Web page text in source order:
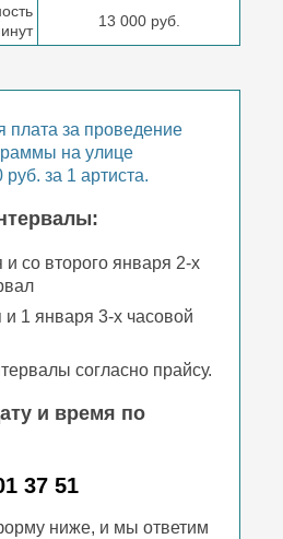
13 000 руб.
плата за проведение
на улице
за 1 артиста.
со второго января 2-х
и 1 января 3-х часовой
согласно прайсу.
и время по
37 51
ниже, и мы ответим